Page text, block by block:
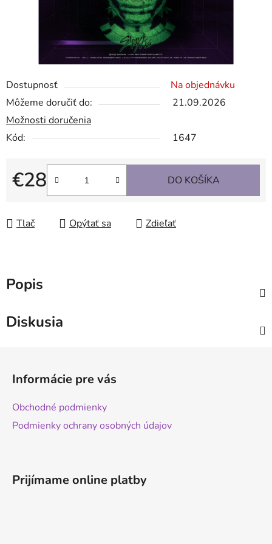
Dostupnosť
Na objednávku
Môžeme doručiť do:
21.09.2026
Možnosti doručenia
Kód:
1647
€28
Jednotková cena:
DO KOŠÍKA
Tlač Opýtať sa Zdieľať
Popis
Diskusia
Informácie pre vás
Obchodné podmienky
Podmienky ochrany osobných údajov
Prijímame online platby